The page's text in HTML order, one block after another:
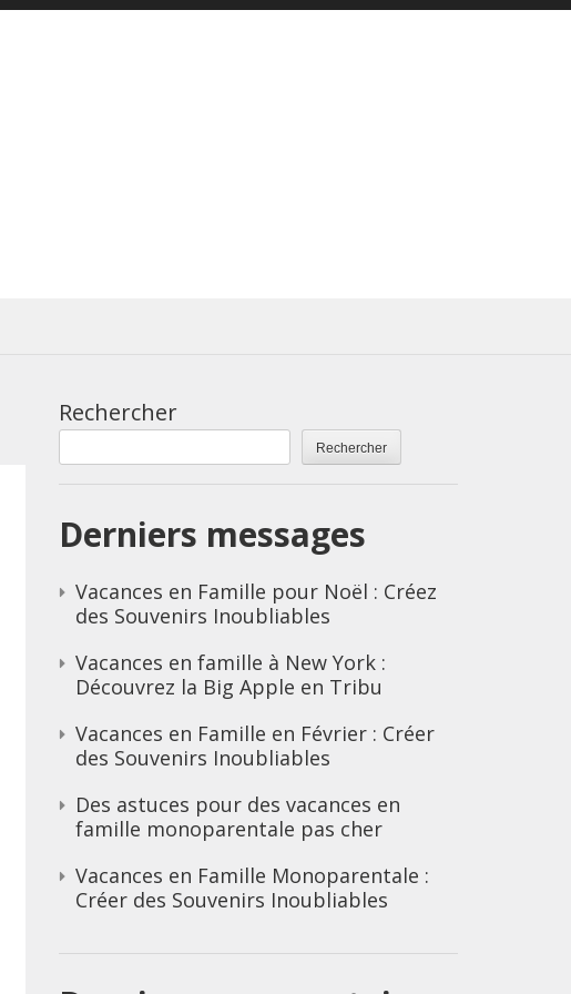
Rechercher
Rechercher
Derniers messages
Vacances en Famille pour Noël : Créez
des Souvenirs Inoubliables
Vacances en famille à New York :
Découvrez la Big Apple en Tribu
Vacances en Famille en Février : Créer
des Souvenirs Inoubliables
Des astuces pour des vacances en
famille monoparentale pas cher
Vacances en Famille Monoparentale :
Créer des Souvenirs Inoubliables